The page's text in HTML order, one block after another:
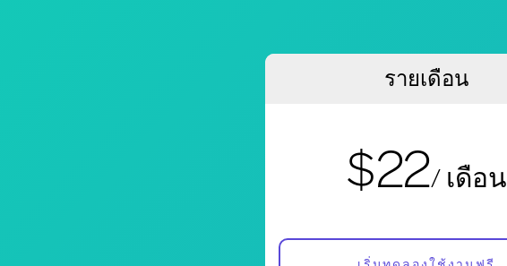
รายเดือน
$22/ เดือน